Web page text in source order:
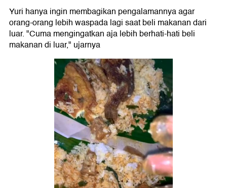
Yuri hanya ingin membagikan pengalamannya agar
orang-orang lebih waspada lagi saat beli makanan dari
luar. "Cuma mengingatkan aja lebih berhati-hati beli
makanan di luar," ujarnya